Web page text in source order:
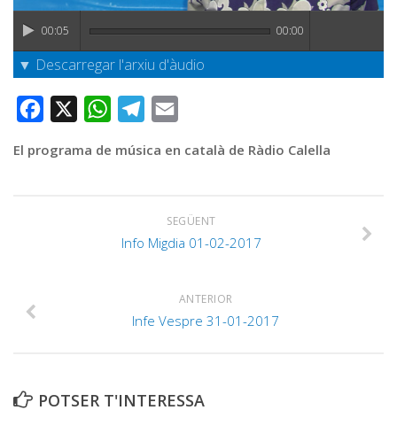
Publicitat
Contacte
00:05 00:00
▼ Descarregar l'arxiu d'àudio
Facebook WhatsAppTelegram
El programa de música en català de Ràdio Calella
SEGÜENT
Info Migdia 01-02-2017
ANTERIOR
Infe Vespre 31-01-2017
POTSER T'INTERESSA